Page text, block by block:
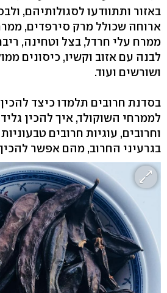
באזור ותתוודעו לסגולותיהם,
ארוחה שכולל מרק סירפדים,
ממרח עלי חרדל, בצל וטחינה,
לבנה עם אזוב וקשיו, כיסונים
ושורשים ועוד.
בסדנת חרובים תלמדו כיצד
לממרחי השוקולד, איך להכין
וחרובים, עוגיות חרובים
בגרעיני החרוב, מהם אפשר